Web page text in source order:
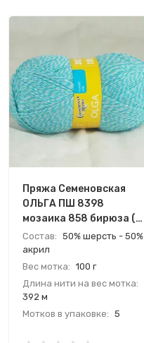
Пряжа Семеновская
ОЛЬГА ПШ 8398
мозаика 858 бирюза (5
мотков)
Состав: 50% шерсть - 50%
акрил
Вес мотка: 100 г
Длина нити на вес мотка:
392 м
Мотков в упаковке: 5